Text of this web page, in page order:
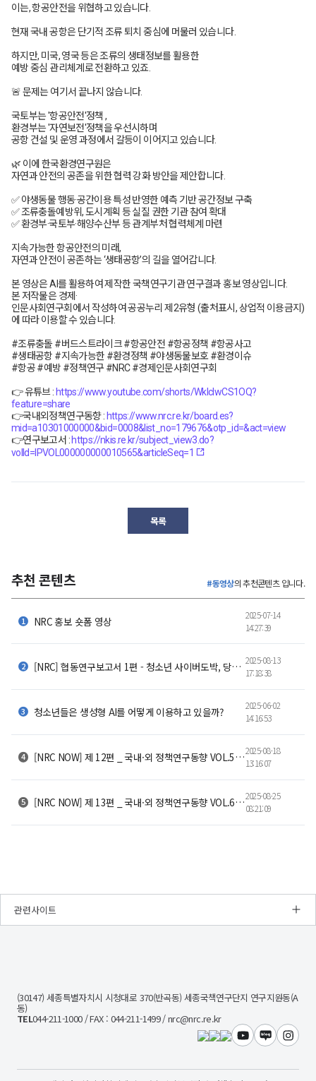
이는, 항공안전을 위협하고 있습니다.
현재 국내 공항은 단기적 조류 퇴치 중심에 머물러 있습니다.
하지만, 미국, 영국 등은 조류의 생태정보를 활용한
예방 중심 관리체계로 전환하고 있죠.
🚨 문제는 여기서 끝나지 않습니다.
국토부는 '항공안전'정책 ,
환경부는 '자연보전'정책을 우선시하며
공항 건설 및 운영 과정에서 갈등이 이어지고 있습니다.
🌿 이에 한국환경연구원은
자연과 안전의 공존을 위한 협력 강화 방안을 제안합니다.
✅ 야생동물 행동·공간이용 특성 반영한 예측 기반 공간정보 구축
✅ 조류충돌예방위, 도시계획 등 실질 권한 기관 참여 확대
✅ 환경부·국토부·해양수산부 등 관계부처 협력체계 마련
지속가능한 항공안전의 미래,
자연과 안전이 공존하는 ‘생태공항’의 길을 열어갑니다.
본 영상은 AI를 활용하여 제작한 국책연구기관 연구결과 홍보 영상입니다.
본 저작물은 경제·
인문사회연구회에서 작성하여 공공누리 제2유형 (출처표시, 상업적 이용금지)
에 따라 이용할 수 있습니다.
#조류충돌 #버드스트라이크 #항공안전 #항공정책 #항공사고
#생태공항 #지속가능한 #환경정책 #야생동물보호 #환경이슈
#항공 #예방 #정책연구 #NRC #경제인문사회연구회
👉 유튜브 : https://www.youtube.com/shorts/WkIcIwCS1OQ?
feature=share
👉국내외정책연구동향 : https://www.nrc.re.kr/board.es?
mid=a10301000000&bid=0008&list_no=179676&otp_id=&act=view
👉연구보고서 : https://nkis.re.kr/subject_view3.do?
volId=IPVOL000000000010565&articleSeq=1
목록
추천 콘텐츠 #동영상의 추천콘텐츠 입니다.
NRC 홍보 숏폼 영상
2025-07-14
14:27:39
[NRC] 협동연구보고서 1편 - 청소년 사이버도박, 당신은 얼마나 알고 계신가요? 2025-08-13
17:18:38
청소년들은 생성형 AI를 어떻게 이용하고 있을까?
2025-06-02
14:16:53
[NRC NOW] 제 12편 _ 국내·외 정책연구동향 VOL.5 | 💸 4조 6천억 원의 이동, 🏥 아픔 몸을 싣고 서울로 떠나는 환자들2025-08-18
13:16:07
[NRC NOW] 제 13편 _ 국내·외 정책연구동향 VOL.6 | 🔋 산업AI 시대의 전력 해법, SMR이 온다! 🌍🤖2025-08-25
08:21:09
관련사이트
문
사
회
연
(30147) 세종특별자치시 시청대로 370(반곡동) 세종국책연구단지 연구지원동(A
동)
TEL044-211-1000 / FAX : 044-211-1499 / nrc@nrc.re.kr
유튜브블로그인스